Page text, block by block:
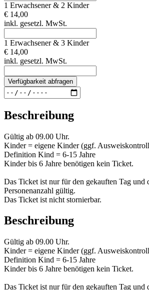
1 Erwachsener & 2 Kinder
€ 14,00
inkl. gesetzl. MwSt.
1 Erwachsener & 3 Kinder
€ 14,00
inkl. gesetzl. MwSt.
Verfügbarkeit abfragen
Beschreibung
Gültig ab 09.00 Uhr.
Kinder = eigene Kinder (ggf.
Definition Kind = 6-15 Jahre
Kinder bis 6 Jahre benötigen kein Ticket.
Das Ticket ist nur für den gekauften Tag und
Personenanzahl gültig.
Das Ticket ist nicht stornierbar.
Beschreibung
Gültig ab 09.00 Uhr.
Kinder = eigene Kinder (ggf.
Definition Kind = 6-15 Jahre
Kinder bis 6 Jahre benötigen kein Ticket.
Das Ticket ist nur für den gekauften Tag und